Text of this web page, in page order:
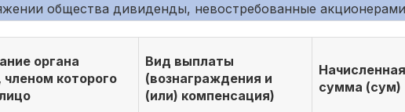
общества дивиденды, невостребованные
органа
которого
Вид выплаты
(вознаграждения и
(или) компенсация)
Начисленная
сумма (сум)